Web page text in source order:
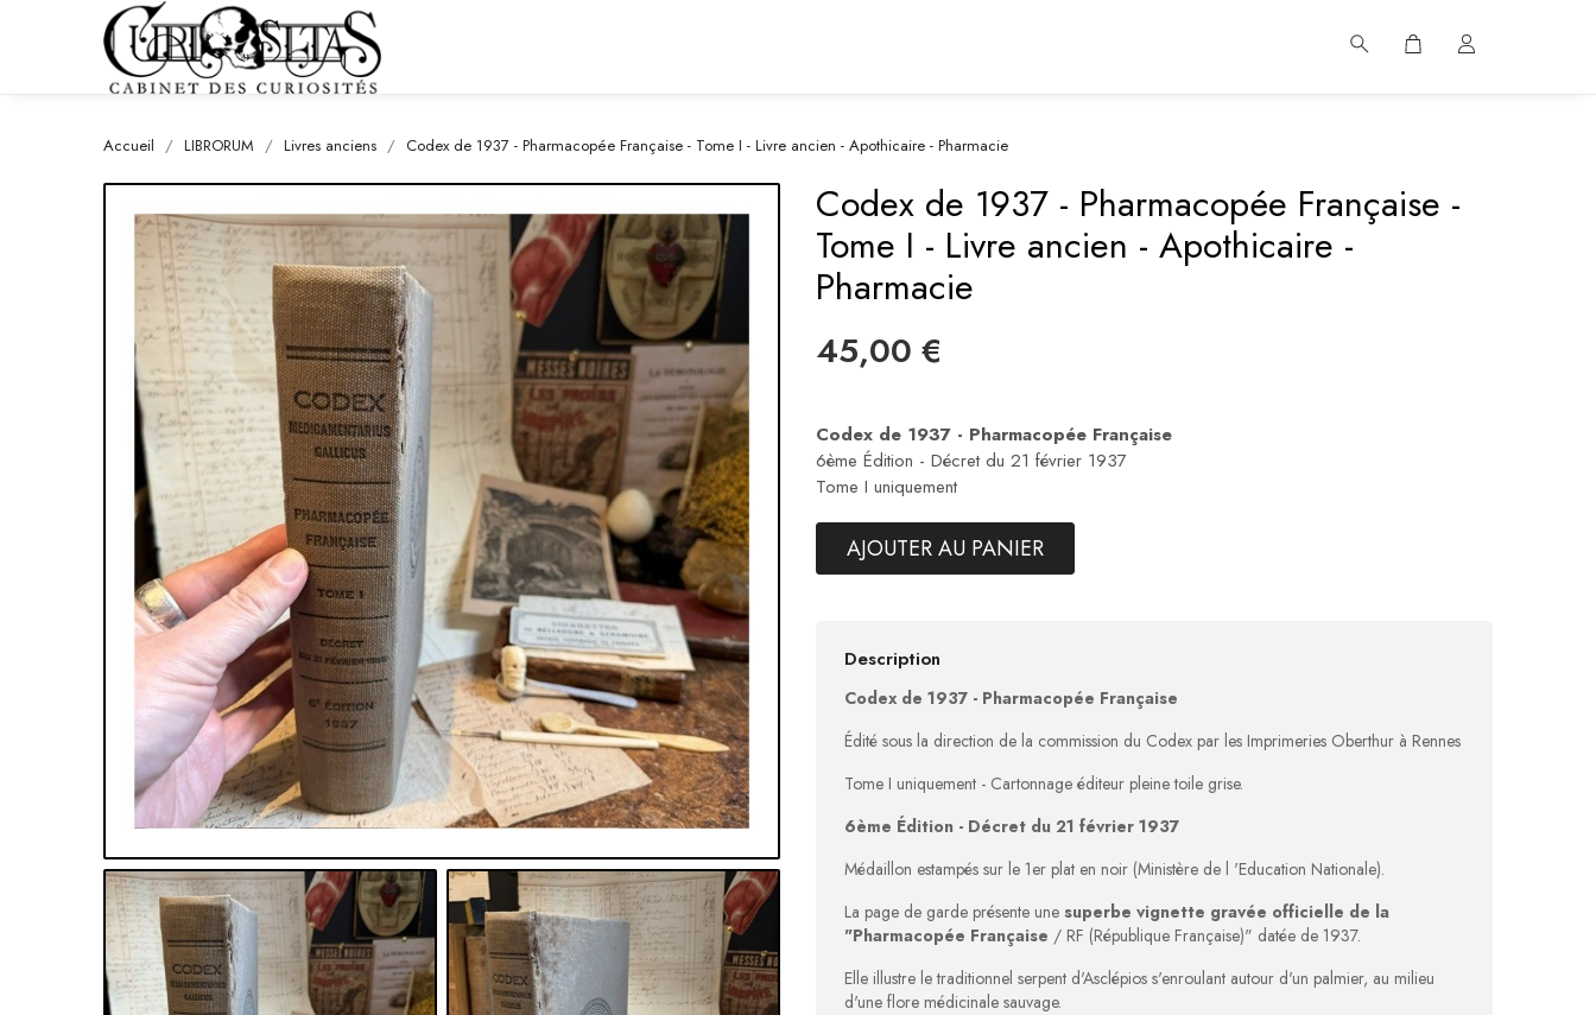
Accueil LIBRORUM Livres anciens Codex de 1937 - Pharmacopée Française - Tome I - Livre ancien - Apothicaire - Pharmacie
Codex de 1937 - Pharmacopée Française -
Tome I - Livre ancien - Apothicaire -
Pharmacie
45,00 €
Codex de 1937 - Pharmacopée Française
6ème Édition - Décret du 21 février 1937
Tome I uniquement
AJOUTER AU PANIER
Description
Codex de 1937 - Pharmacopée Française
Édité sous la direction de la commission du Codex par les Imprimeries Oberthur à Rennes
Tome I uniquement - Cartonnage éditeur pleine toile grise.
6ème Édition - Décret du 21 février 1937
Médaillon estampés sur le 1er plat en noir (Ministère de l 'Education Nationale).
La page de garde présente une superbe vignette gravée officielle de la
"Pharmacopée Française / RF (République Française)" datée de 1937.
Elle illustre le traditionnel serpent d'Asclépios s'enroulant autour d'un palmier, au milieu
d'une flore médicinale sauvage.